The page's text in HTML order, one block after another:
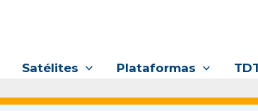
Satélites Plataformas